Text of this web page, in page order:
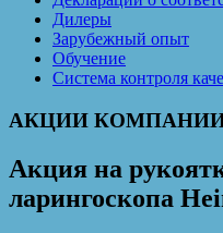
Дилеры
Зарубежный опыт
Обучение
Система контроля
АКЦИИ
Акция на
ларингоскопа